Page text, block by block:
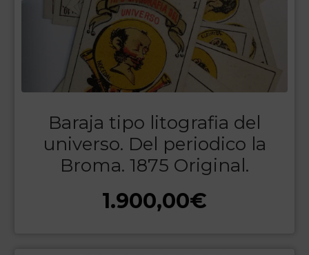
Baraja tipo litografia del
universo. Del periodico la
Broma. 1875 Original.
1.900,00€